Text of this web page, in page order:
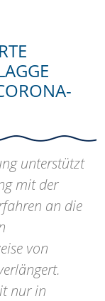
unterstützt
mit der
an die
von
nur in